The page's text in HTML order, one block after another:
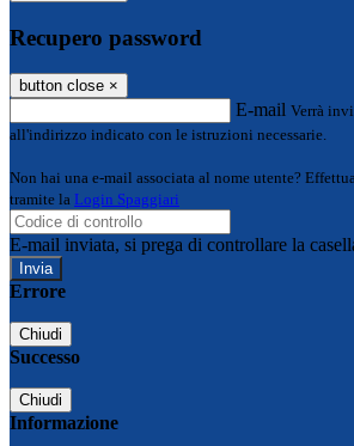
Recupero password
button close ×
E-mail Verrà
all'indirizzo indicato con le istruzioni necessarie.
Non hai una e-mail associata al nome utente?
tramite la Login Spaggiari
E-mail inviata, si prega di controllare la
Errore
Chiudi
Successo
Chiudi
Informazione